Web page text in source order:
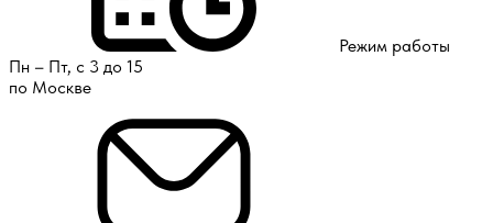
Режим работы
Пн – Пт, с 3 до 15
по Москве